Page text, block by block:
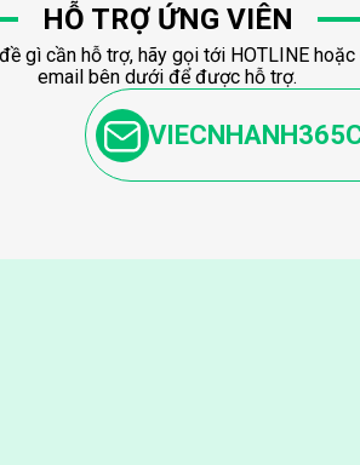
HỖ TRỢ ỨNG VIÊN
gì cần hỗ trợ, hãy gọi tới HOTLINE
email bên dưới để được hỗ trợ.